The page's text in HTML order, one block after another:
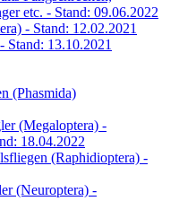
etc. - Stand: 09.06.2022
- Stand: 12.02.2021
Stand: 13.10.2021
(Phasmida)
(Megaloptera) -
18.04.2022
(Raphidioptera) -
(Neuroptera) -